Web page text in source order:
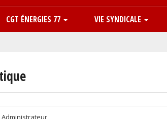
CGT ÉNERGIES 77 VIE SYNDICALE
Administrateur